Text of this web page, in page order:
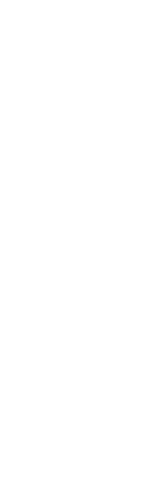
kann es
Mit